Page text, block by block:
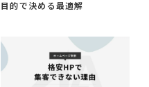
目的で決める最適解